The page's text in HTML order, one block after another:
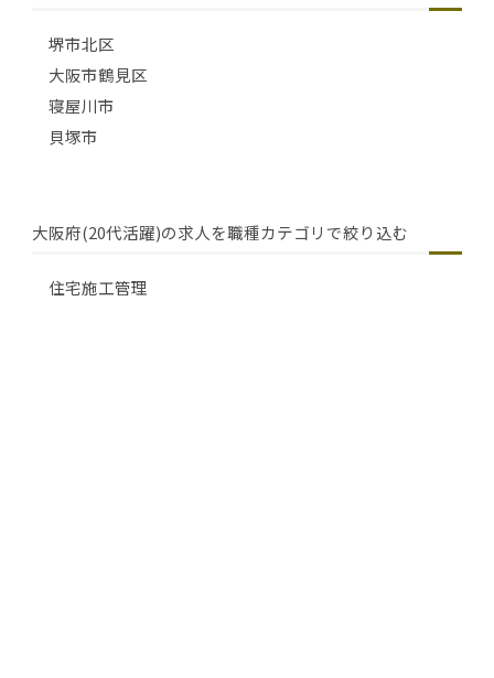
堺市北区
大阪市鶴見区
寝屋川市
貝塚市
大阪府(20代活躍)の求人を職種カテゴリで絞り込む
住宅施工管理